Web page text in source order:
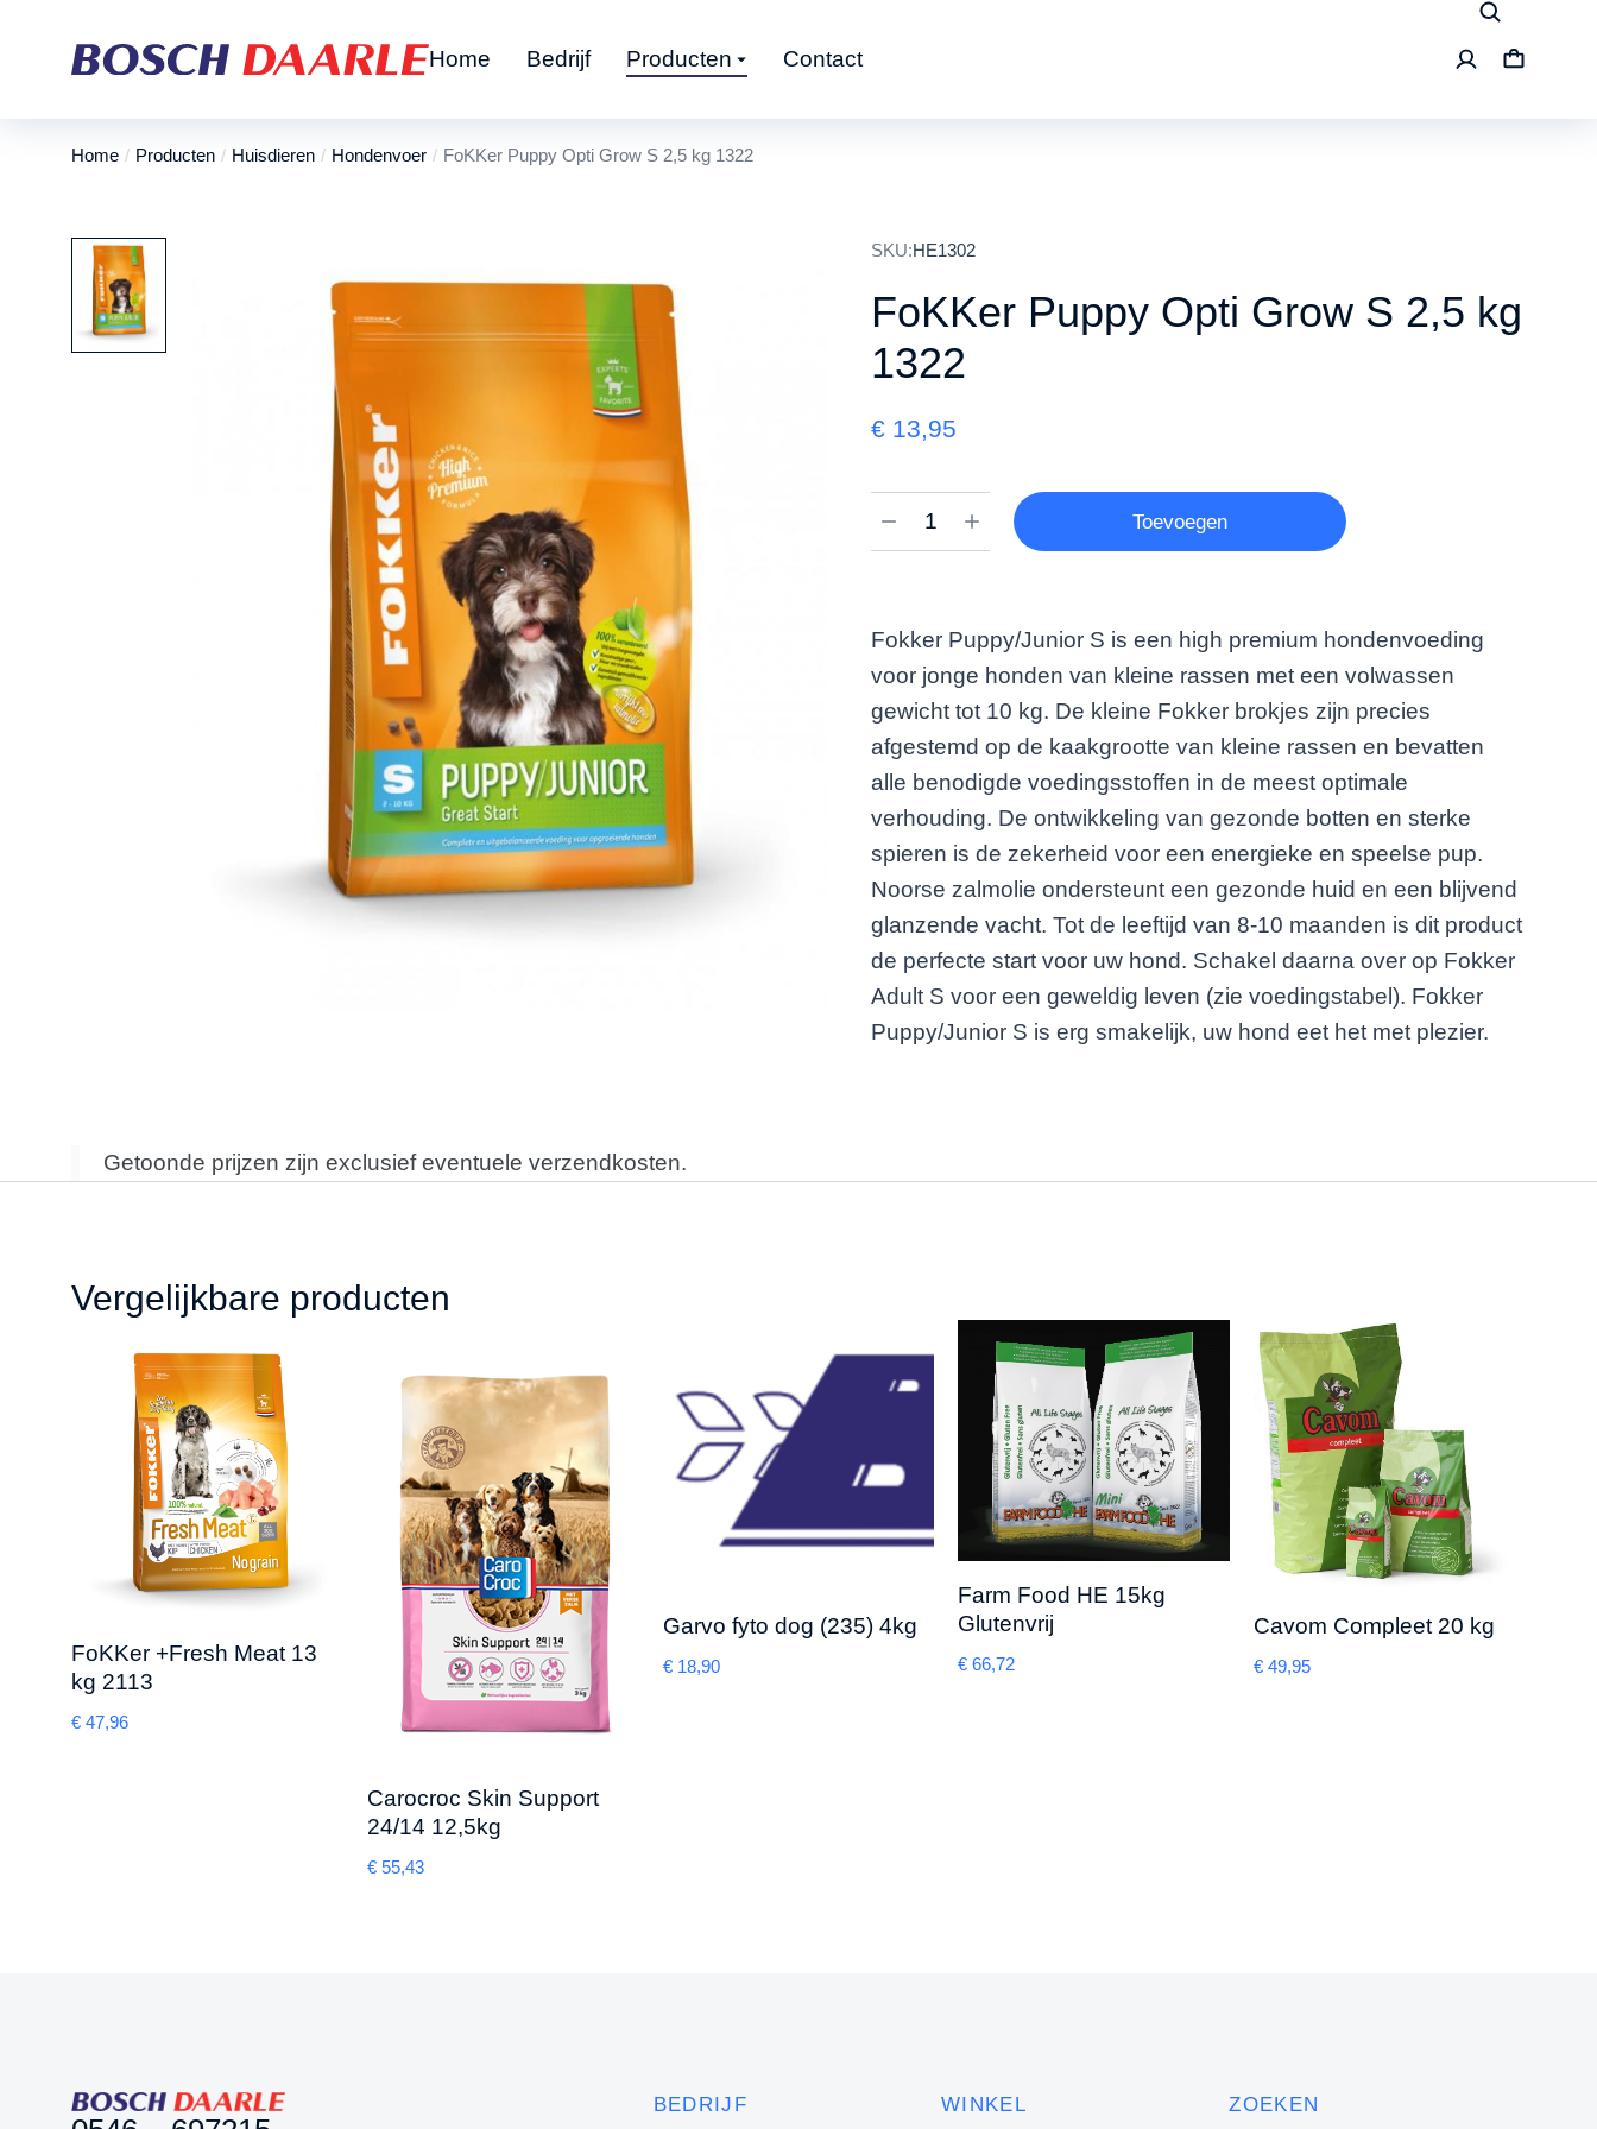
Home Bedrijf Producten Contact
Je bent hier:
Home Producten Huisdieren Hondenvoer FoKKer Puppy Opti Grow S 2,5 kg 1322
SKU:HE1302
FoKKer Puppy Opti Grow S 2,5 kg
1322
€ 13,95
Toevoegen
Fokker Puppy/Junior S is een high premium hondenvoeding
voor jonge honden van kleine rassen met een volwassen
gewicht tot 10 kg. De kleine Fokker brokjes zijn precies
afgestemd op de kaakgrootte van kleine rassen en bevatten
alle benodigde voedingsstoffen in de meest optimale
verhouding. De ontwikkeling van gezonde botten en sterke
spieren is de zekerheid voor een energieke en speelse pup.
Noorse zalmolie ondersteunt een gezonde huid en een blijvend
glanzende vacht. Tot de leeftijd van 8-10 maanden is dit product
de perfecte start voor uw hond. Schakel daarna over op Fokker
Adult S voor een geweldig leven (zie voedingstabel). Fokker
Puppy/Junior S is erg smakelijk, uw hond eet het met plezier.
Getoonde prijzen zijn exclusief eventuele verzendkosten.
Vergelijkbare producten
FoKKer +Fresh Meat 13
kg 2113
€ 47,96
Carocroc Skin Support
24/14 12,5kg
€55,43
Garvo fyto dog (235) 4kg
€18,90
Farm Food HE 15kg
Glutenvrij
€ 66,72
Cavom Compleet 20 kg
€ 49,95
BEDRIJF WINKEL ZOEKEN